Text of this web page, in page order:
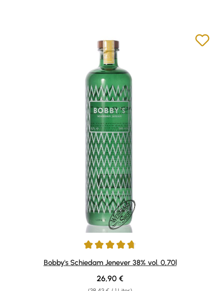
Durchschnittliche Bewertung von 4.71 von 5 Sternen
Bobby's Schiedam Jenever 38% vol. 0,70l
Regulärer Preis:
26,90 €